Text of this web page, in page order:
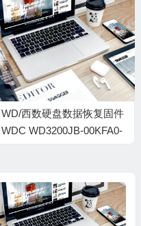
WCAWZ1320088-
00200049-8-192-1988
WD/西数硬盘数据恢复固件
WDC WD3200JB-00KFA0-
900